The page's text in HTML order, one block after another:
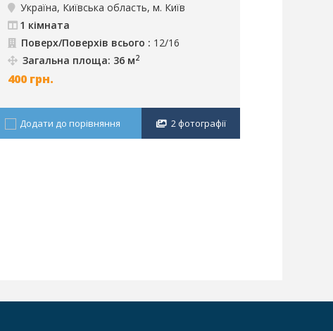
Україна, Київська область, м. Київ
1 кімната
Поверх/Поверхів всього : 12/16
Загальна площа: 36 м2
400 грн.
Додати до порівняння 2 фотографії